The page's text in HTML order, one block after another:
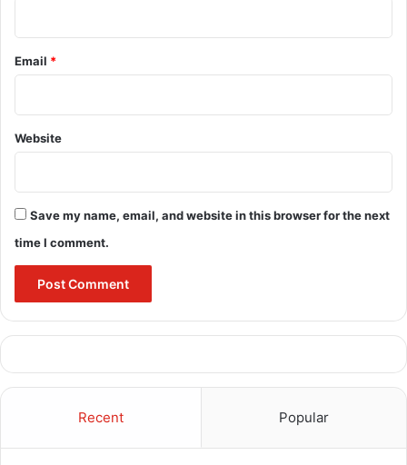
Email *
Website
Save my name, email, and website in this browser for the next
time I comment.
Recent Popular